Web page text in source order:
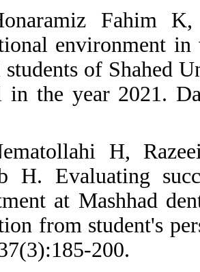
18.
educational
dental
model in the
19.
Shakib H.
department at
education from